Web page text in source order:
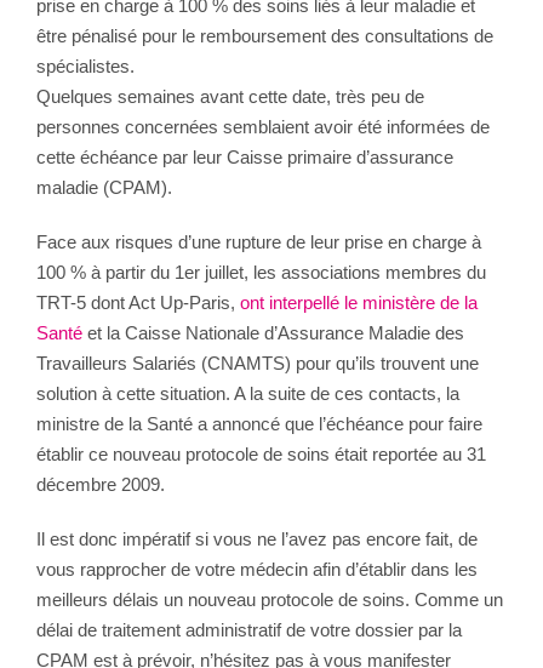
prise en charge à 100 % des soins liés à leur maladie et
être pénalisé pour le remboursement des consultations de
spécialistes.
Quelques semaines avant cette date, très peu de
personnes concernées semblaient avoir été informées de
cette échéance par leur Caisse primaire d’assurance
maladie (CPAM).
Face aux risques d’une rupture de leur prise en charge à
100 % à partir du 1er juillet, les associations membres du
TRT-5 dont Act Up-Paris, ont interpellé le ministère de la
Santé et la Caisse Nationale d’Assurance Maladie des
Travailleurs Salariés (CNAMTS) pour qu’ils trouvent une
solution à cette situation. A la suite de ces contacts, la
ministre de la Santé a annoncé que l’échéance pour faire
établir ce nouveau protocole de soins était reportée au 31
décembre 2009.
Il est donc impératif si vous ne l’avez pas encore fait, de
vous rapprocher de votre médecin afin d’établir dans les
meilleurs délais un nouveau protocole de soins. Comme un
délai de traitement administratif de votre dossier par la
CPAM est à prévoir, n’hésitez pas à vous manifester